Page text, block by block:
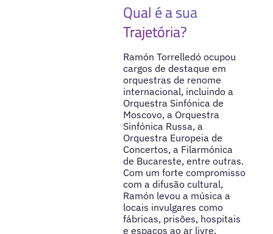
Qual é a sua
Trajetória?
Ramón Torrelledó ocupou
cargos de destaque em
orquestras de renome
internacional, incluindo a
Orquestra Sinfónica de
Moscovo, a Orquestra
Sinfónica Russa, a
Orquestra Europeia de
Concertos, a Filarmónica
de Bucareste, entre outras.
Com um forte compromisso
com a difusão cultural,
Ramón levou a música a
locais invulgares como
fábricas, prisões, hospitais
e espaços ao ar livre,